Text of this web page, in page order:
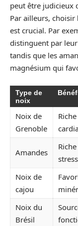
peut être judicieux
Par ailleurs,
est crucial. Par
distinguent par
tandis que les
magnésium qui
Type de
noix
Noix de
Grenoble
Amandes
Noix de
cajou
Noix du
Brésil